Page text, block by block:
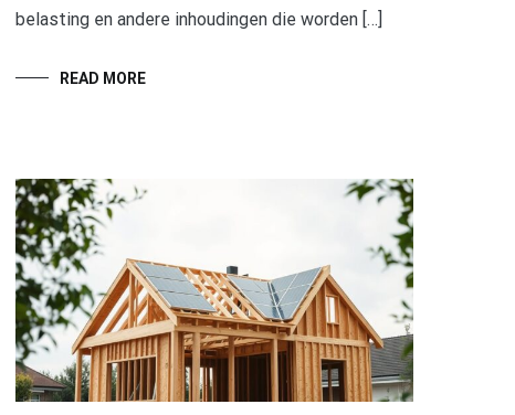
belasting en andere inhoudingen die worden […]
READ MORE